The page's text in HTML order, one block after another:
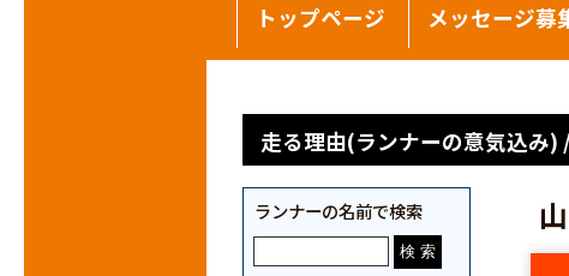
トップページ メッセージ募
走る理由(ランナーの意気込み)
ランナーの名前で検索